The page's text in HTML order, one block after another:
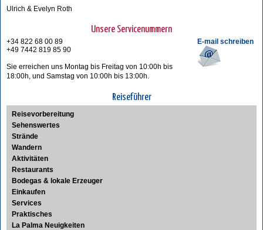
Ulrich & Evelyn Roth
Unsere Servicenummern
E-mail schreiben
+34 822 68 00 89
+49 7442 819 85 90
Sie erreichen uns Montag bis Freitag von 10:00h bis
18:00h, und Samstag von 10:00h bis 13:00h.
Reiseführer
Reisevorbereitung
Sehenswertes
Strände
Wandern
Aktivitäten
Restaurants
Bodegas & lokale Erzeuger
Einkaufen
Services
Praktisches
La Palma Neuigkeiten